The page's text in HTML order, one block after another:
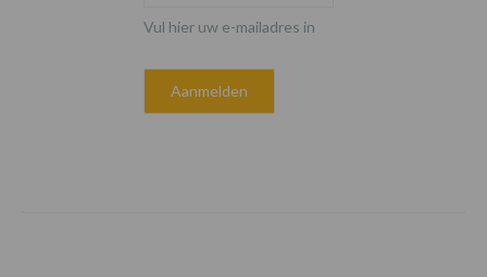
Vul hier uw e-mailadres in